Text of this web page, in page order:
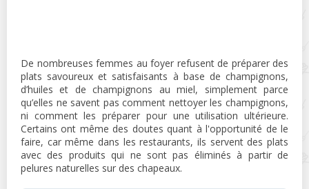
De nombreuses femmes au foyer refusent de préparer des
plats savoureux et satisfaisants à base de champignons,
d’huiles et de champignons au miel, simplement parce
qu’elles ne savent pas comment nettoyer les champignons,
ni comment les préparer pour une utilisation ultérieure.
Certains ont même des doutes quant à l'opportunité de le
faire, car même dans les restaurants, ils servent des plats
avec des produits qui ne sont pas éliminés à partir de
pelures naturelles sur des chapeaux.